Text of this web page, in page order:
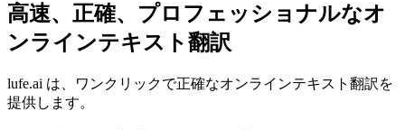
高速、正確、プロフェッショナルなオ
ンラインテキスト翻訳
lufe.ai は、ワンクリックで正確なオンラインテキスト翻訳を
提供します。